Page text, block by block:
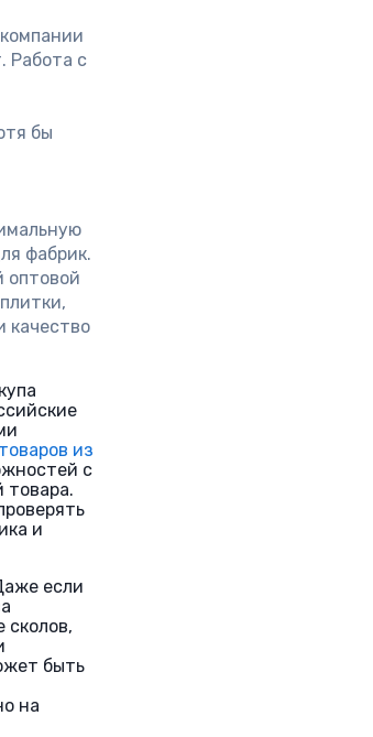
Работа с
бы
фабрик.
оптовой
качество
из
с
товара.
и
если
сколов,
быть
на